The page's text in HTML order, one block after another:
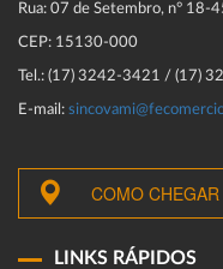
Rua: 07 de Setembro, n° 18-
CEP: 15130-000
Tel.: (17) 3242-3421 / (17)
E-mail:
COMO CHEGAR
LINKS RÁPIDOS